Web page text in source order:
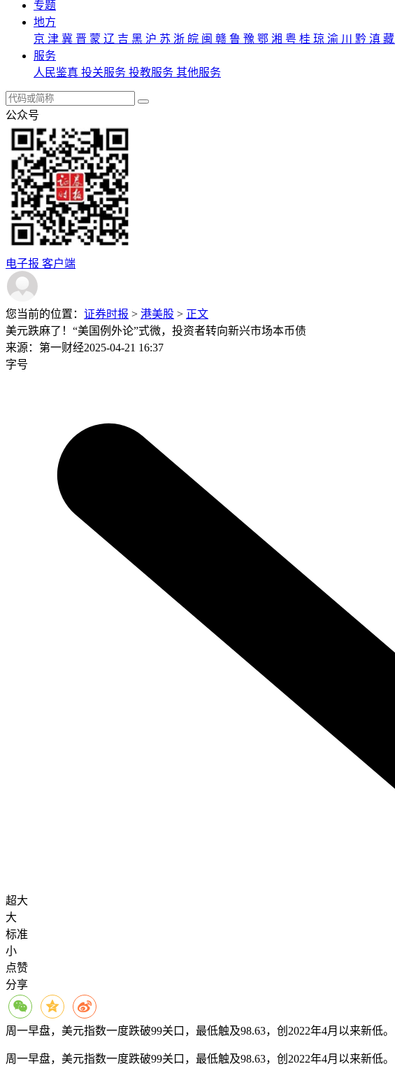
专题
地方
京 津 冀 晋 蒙 辽 吉 黑 沪 苏 浙 皖 闽 赣 鲁 豫 鄂 湘 粤 桂 琼 渝 川 黔 滇 藏
服务
人民鉴真 投关服务 投教服务 其他服务
公众号
电子报 客户端
您当前的位置： 证券时报 > 港美股 > 正文
美元跌麻了！“美国例外论”式微，投资者转向新兴市场本币债
来源：第一财经2025-04-21 16:37
字号
超大
大
标准
小
点赞
分享
周一早盘，美元指数一度跌破99关口，最低触及98.63，创2022年4月以来新低。
周一早盘，美元指数一度跌破99关口，最低触及98.63，创2022年4月以来新低。